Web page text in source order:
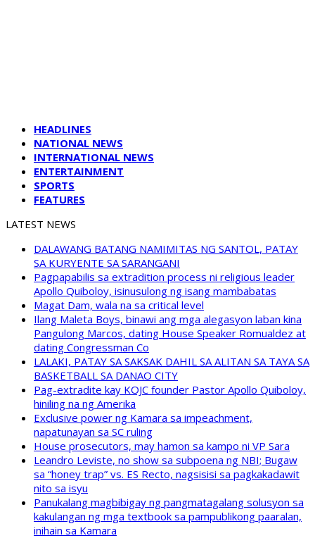
HEADLINES
NATIONAL NEWS
INTERNATIONAL NEWS
ENTERTAINMENT
SPORTS
FEATURES
LATEST NEWS
DALAWANG BATANG NAMIMITAS NG SANTOL, PATAY
SA KURYENTE SA SARANGANI
Pagpapabilis sa extradition process ni religious leader
Apollo Quiboloy, isinusulong ng isang mambabatas
Magat Dam, wala na sa critical level
Ilang Maleta Boys, binawi ang mga alegasyon laban kina
Pangulong Marcos, dating House Speaker Romualdez at
dating Congressman Co
LALAKI, PATAY SA SAKSAK DAHIL SA ALITAN SA TAYA SA
BASKETBALL SA DANAO CITY
Pag-extradite kay KOJC founder Pastor Apollo Quiboloy,
hiniling na ng Amerika
Exclusive power ng Kamara sa impeachment,
napatunayan sa SC ruling
House prosecutors, may hamon sa kampo ni VP Sara
Leandro Leviste, no show sa subpoena ng NBI; Bugaw
sa “honey trap” vs. ES Recto, nagsisisi sa pagkakadawit
nito sa isyu
Panukalang magbibigay ng pangmatagalang solusyon sa
kakulangan ng mga textbook sa pampublikong paaralan,
inihain sa Kamara